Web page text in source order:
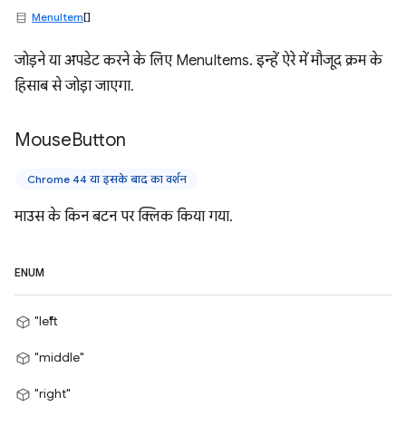
MenuItem[]
जोड़ने या अपडेट करने के लिए MenuItems. इन्हें ऐरे में मौजूद क्रम के
हिसाब से जोड़ा जाएगा.
MouseButton
Chrome 44 या इसके बाद का वर्शन
माउस के किन बटन पर क्लिक किया गया.
ENUM
"left"
"middle"
"right"